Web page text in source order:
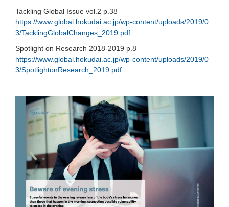
Tackling Global Issue vol.2 p.38
https://www.global.hokudai.ac.jp/wp-content/uploads/2019/0
3/TacklingGlobalChanges_2019.pdf
Spotlight on Research 2018-2019 p.8
https://www.global.hokudai.ac.jp/wp-content/uploads/2019/0
3/SpotlightonResearch_2019.pdf